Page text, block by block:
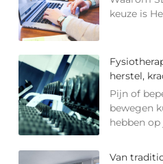
keuze is
herstel,
Pijn of
bewegen
hebben op
Van